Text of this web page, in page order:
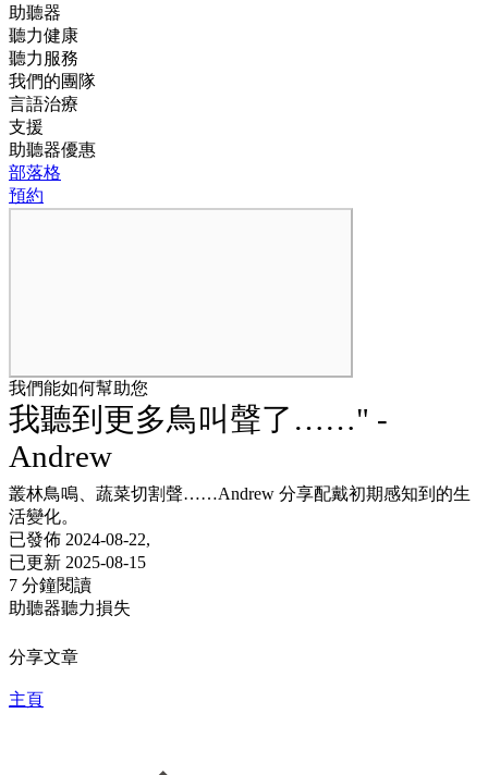
助聽器
聽力健康
聽力服務
我們的團隊
言語治療
支援
助聽器優惠
部落格
預約
我們能如何幫助您
我聽到更多鳥叫聲了……" -
Andrew
叢林鳥鳴、蔬菜切割聲……Andrew 分享配戴初期感知到的生
活變化。
已發佈 2024-08-22,
已更新 2025-08-15
7 分鐘閱讀
助聽器聽力損失
分享文章
主頁